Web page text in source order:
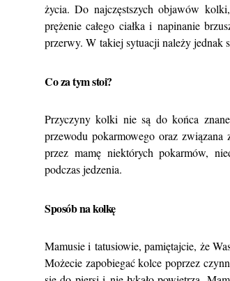
życia. Do najczęstszych objawów
prężenie całego ciałka i napinanie
przerwy. W takiej sytuacji należy jednak
Co za tym stoi?
Przyczyny kolki nie są do końca
przewodu pokarmowego oraz
przez mamę niektórych pokarmów,
podczas jedzenia.
Sposób na kolkę
Mamusie i tatusiowie, pamiętajcie, że
Możecie zapobiegać kolce poprzez